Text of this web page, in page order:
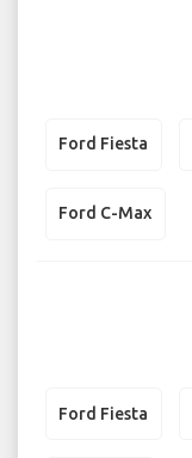
Ford Fiesta
Ford C-Max
Ford Fiesta